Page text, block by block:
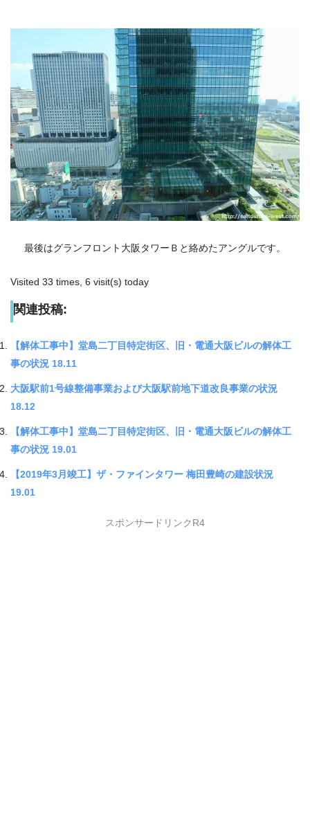
最後はグランフロント大阪タワーＢと絡めたアングルです。
Visited 33 times, 6 visit(s) today
関連投稿:
【解体工事中】堂島二丁目特定街区、旧・電通大阪ビルの解体工
事の状況 18.11
大阪駅前1号線整備事業および大阪駅前地下道改良事業の状況
18.12
【解体工事中】堂島二丁目特定街区、旧・電通大阪ビルの解体工
事の状況 19.01
【2019年3月竣工】ザ・ファインタワー 梅田豊崎の建設状況
19.01
スポンサードリンクR4